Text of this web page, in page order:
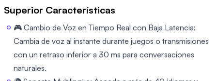
Superior Características
🎮 Cambio de Voz en Tiempo Real con Baja Latencia:
Cambia de voz al instante durante juegos o transmisiones
con un retraso inferior a 30 ms para conversaciones
naturales.